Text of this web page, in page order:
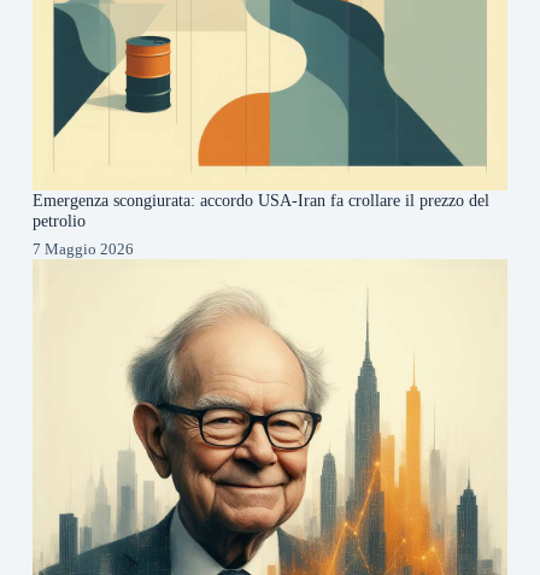
Emergenza scongiurata: accordo USA-Iran fa crollare il prezzo del
petrolio
7 Maggio 2026